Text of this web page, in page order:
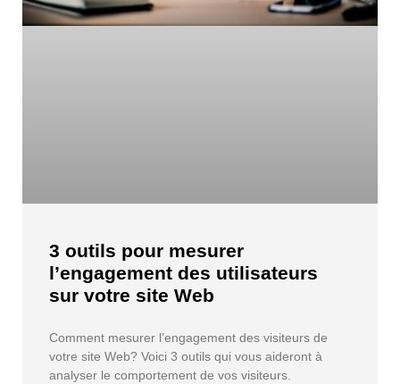
3 outils pour mesurer
l’engagement des utilisateurs
sur votre site Web
Comment mesurer l’engagement des visiteurs de
votre site Web? Voici 3 outils qui vous aideront à
analyser le comportement de vos visiteurs.